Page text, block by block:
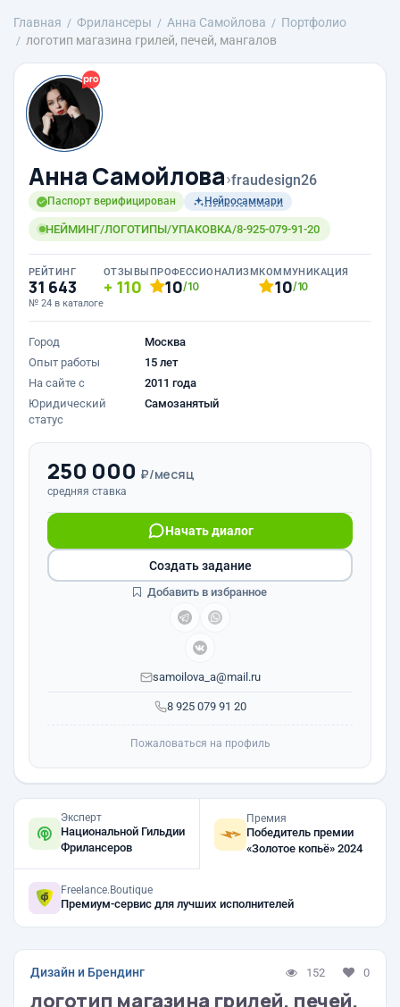
Главная Фрилансеры Анна Самойлова
Портфолио
логотип магазина грилей, печей, мангалов
Анна Самойлова›fraudesign26
Паспорт верифицирован Нейросаммари
НЕЙМИНГ/ЛОГОТИПЫ/УПАКОВКА/8-925-079-91-20
РЕЙТИНГ
31 643
№ 24 в каталоге
ОТЗЫВЫ
110
ПРОФЕССИОНАЛИЗМ
10/10
КОММУНИКАЦИЯ
10/10
Город
Москва
Опыт работы
15 лет
На сайте с
2011 года
Юридический
статус
Самозанятый
250 000 ₽/месяц
средняя ставка
8 925 079 91 20
Начать диалог
samoilova_a@mail.ru
Создать задание
Добавить в избранное
Пожаловаться на профиль
Эксперт
Национальной Гильдии
Фрилансеров
Премия
Победитель премии
«Золотое копьё» 2024
Freelance.Boutique
Премиум-сервис для лучших исполнителей
Дизайн и Брендинг 152 0
логотип магазина грилей, печей,